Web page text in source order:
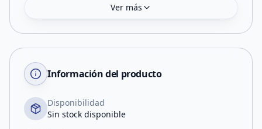
Ver más
Información del producto
Disponibilidad
Sin stock disponible